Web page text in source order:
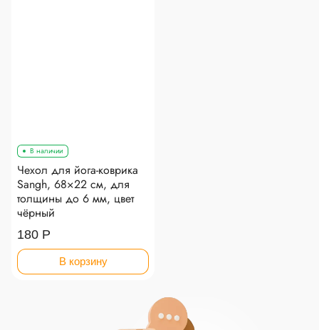
В наличии
Чехол для йога-коврика
Sangh, 68×22 см, для
толщины до 6 мм, цвет
чёрный
180 Р
В корзину